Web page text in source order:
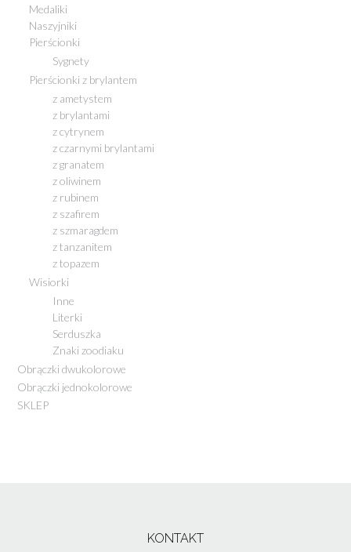
Medaliki
Naszyjniki
Pierścionki
Sygnety
Pierścionki z brylantem
z ametystem
z brylantami
z cytrynem
z czarnymi brylantami
z granatem
z oliwinem
z rubinem
z szafirem
z szmaragdem
z tanzanitem
z topazem
Wisiorki
Inne
Literki
Serduszka
Znaki zoodiaku
Obrączki dwukolorowe
Obrączki jednokolorowe
SKLEP
KONTAKT